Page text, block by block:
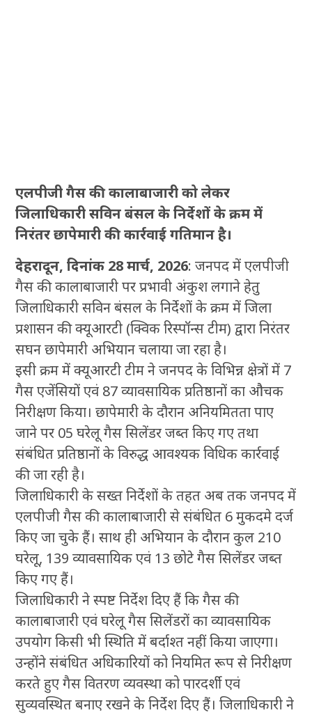
एलपीजी गैस की कालाबाजारी को लेकर
जिलाधिकारी सविन बंसल के निर्देशों के क्रम में
निरंतर छापेमारी की कार्रवाई गतिमान है।
देहरादून, दिनांक 28 मार्च, 2026: जनपद में एलपीजी
गैस की कालाबाजारी पर प्रभावी अंकुश लगाने हेतु
जिलाधिकारी सविन बंसल के निर्देशों के क्रम में जिला
प्रशासन की क्यूआरटी (क्विक रिस्पॉन्स टीम) द्वारा निरंतर
सघन छापेमारी अभियान चलाया जा रहा है।
इसी क्रम में क्यूआरटी टीम ने जनपद के विभिन्न क्षेत्रों में 7
गैस एजेंसियों एवं 87 व्यावसायिक प्रतिष्ठानों का औचक
निरीक्षण किया। छापेमारी के दौरान अनियमितता पाए
जाने पर 05 घरेलू गैस सिलेंडर जब्त किए गए तथा
संबंधित प्रतिष्ठानों के विरुद्ध आवश्यक विधिक कार्रवाई
की जा रही है।
जिलाधिकारी के सख्त निर्देशों के तहत अब तक जनपद में
एलपीजी गैस की कालाबाजारी से संबंधित 6 मुकदमे दर्ज
किए जा चुके हैं। साथ ही अभियान के दौरान कुल 210
घरेलू, 139 व्यावसायिक एवं 13 छोटे गैस सिलेंडर जब्त
किए गए हैं।
जिलाधिकारी ने स्पष्ट निर्देश दिए हैं कि गैस की
कालाबाजारी एवं घरेलू गैस सिलेंडरों का व्यावसायिक
उपयोग किसी भी स्थिति में बर्दाश्त नहीं किया जाएगा।
उन्होंने संबंधित अधिकारियों को नियमित रूप से निरीक्षण
करते हुए गैस वितरण व्यवस्था को पारदर्शी एवं
सुव्यवस्थित बनाए रखने के निर्देश दिए हैं। जिलाधिकारी ने